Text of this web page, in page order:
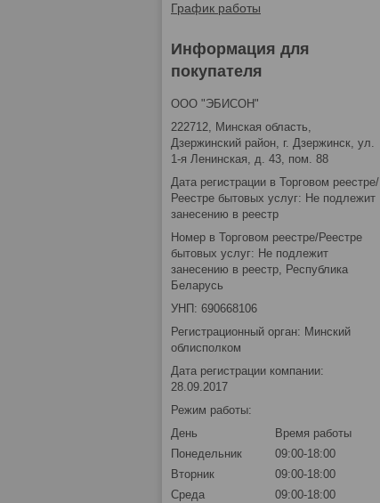
График работы
Информация для
покупателя
ООО "ЭБИСОН"
222712, Минская область,
Дзержинский район, г. Дзержинск, ул.
1-я Ленинская, д. 43, пом. 88
Дата регистрации в Торговом реестре/
Реестре бытовых услуг: Не подлежит
занесению в реестр
Номер в Торговом реестре/Реестре
бытовых услуг: Не подлежит
занесению в реестр, Республика
Беларусь
УНП: 690668106
Регистрационный орган: Минский
облисполком
Дата регистрации компании:
28.09.2017
Режим работы:
День
Время работы
Понедельник
09:00-18:00
Вторник
09:00-18:00
Среда
09:00-18:00